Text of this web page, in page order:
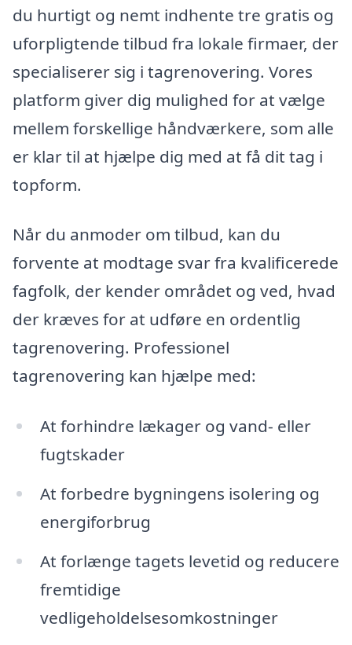
du hurtigt og nemt indhente tre gratis og
uforpligtende tilbud fra lokale firmaer, der
specialiserer sig i tagrenovering. Vores
platform giver dig mulighed for at vælge
mellem forskellige håndværkere, som alle
er klar til at hjælpe dig med at få dit tag i
topform.
Når du anmoder om tilbud, kan du
forvente at modtage svar fra kvalificerede
fagfolk, der kender området og ved, hvad
der kræves for at udføre en ordentlig
tagrenovering. Professionel
tagrenovering kan hjælpe med:
At forhindre lækager og vand- eller
fugtskader
At forbedre bygningens isolering og
energiforbrug
At forlænge tagets levetid og reducere
fremtidige
vedligeholdelsesomkostninger